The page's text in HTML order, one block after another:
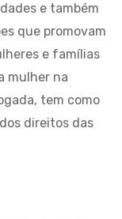
e também
que promovam
e famílias
mulher na
tem como
direitos das